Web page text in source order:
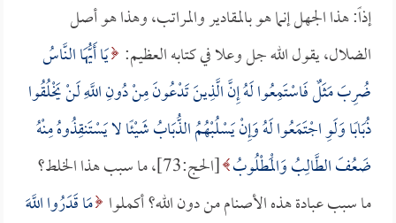
إذاً: هذا الجهل إنما هو بالمقادير والمراتب، وهذا هو أصل
الضلال، يقول الله جل وعلا في كتابه العظيم: يَا أَيُّهَا النَّاسُ
ضُرِبَ مَثَلٌ فَاسْتَمِعُوا لَهُ إِنَّ الَّذِينَ تَدْعُونَ مِنْ دُونِ اللَّهِ لَنْ يَخْلُقُوا
ذُبَابًا وَلَوِ اجْتَمَعُوا لَهُ وَإِنْ يَسْلُبْهُمُ الذُّبَابُ شَيْئًا لا يَسْتَنقِذُوهُ مِنْهُ
ضَعُفَ الطَّالِبُ وَالْمَطْلُوبُ
[الحج:73]، ما سبب هذا الخلط؟
ما سبب عبادة هذه الأصنام من دون الله؟ أكملوا مَا قَدَرُوا اللَّهَ